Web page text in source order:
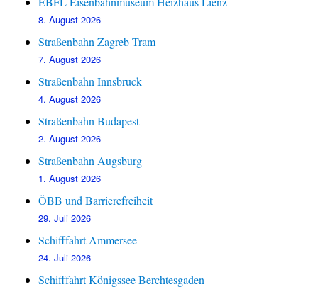
8. August 2026
Straßenbahn Zagreb Tram
7. August 2026
Straßenbahn Innsbruck
4. August 2026
Straßenbahn Budapest
2. August 2026
Straßenbahn Augsburg
1. August 2026
ÖBB und Barrierefreiheit
29. Juli 2026
Schifffahrt Ammersee
24. Juli 2026
Schifffahrt Königssee Berchtesgaden